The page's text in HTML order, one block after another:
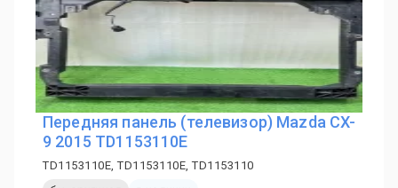
Передняя панель (телевизор) Mazda CX-
9 2015 TD1153110E
TD1153110E, TD1153110E, TD1153110